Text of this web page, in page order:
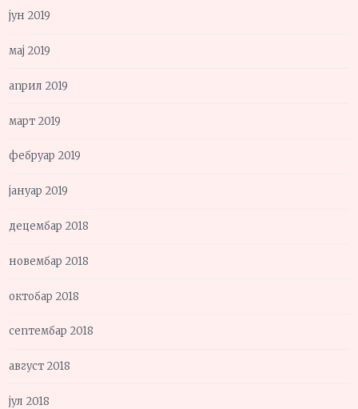
јун 2019
мај 2019
април 2019
март 2019
фебруар 2019
јануар 2019
децембар 2018
новембар 2018
октобар 2018
септембар 2018
август 2018
јул 2018